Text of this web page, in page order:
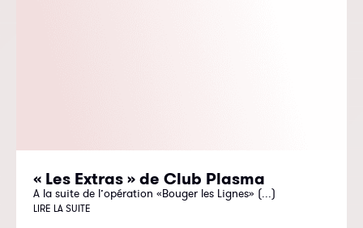
« Les Extras » de Club Plasma
A la suite de l’opération «Bouger les Lignes» (...)
LIRE LA SUITE